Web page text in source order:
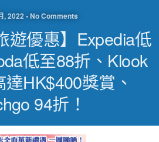
, 2022 • No Comments
遊優惠】Expedia低
低至88折、Klook
HK$400獎賞、
94折！